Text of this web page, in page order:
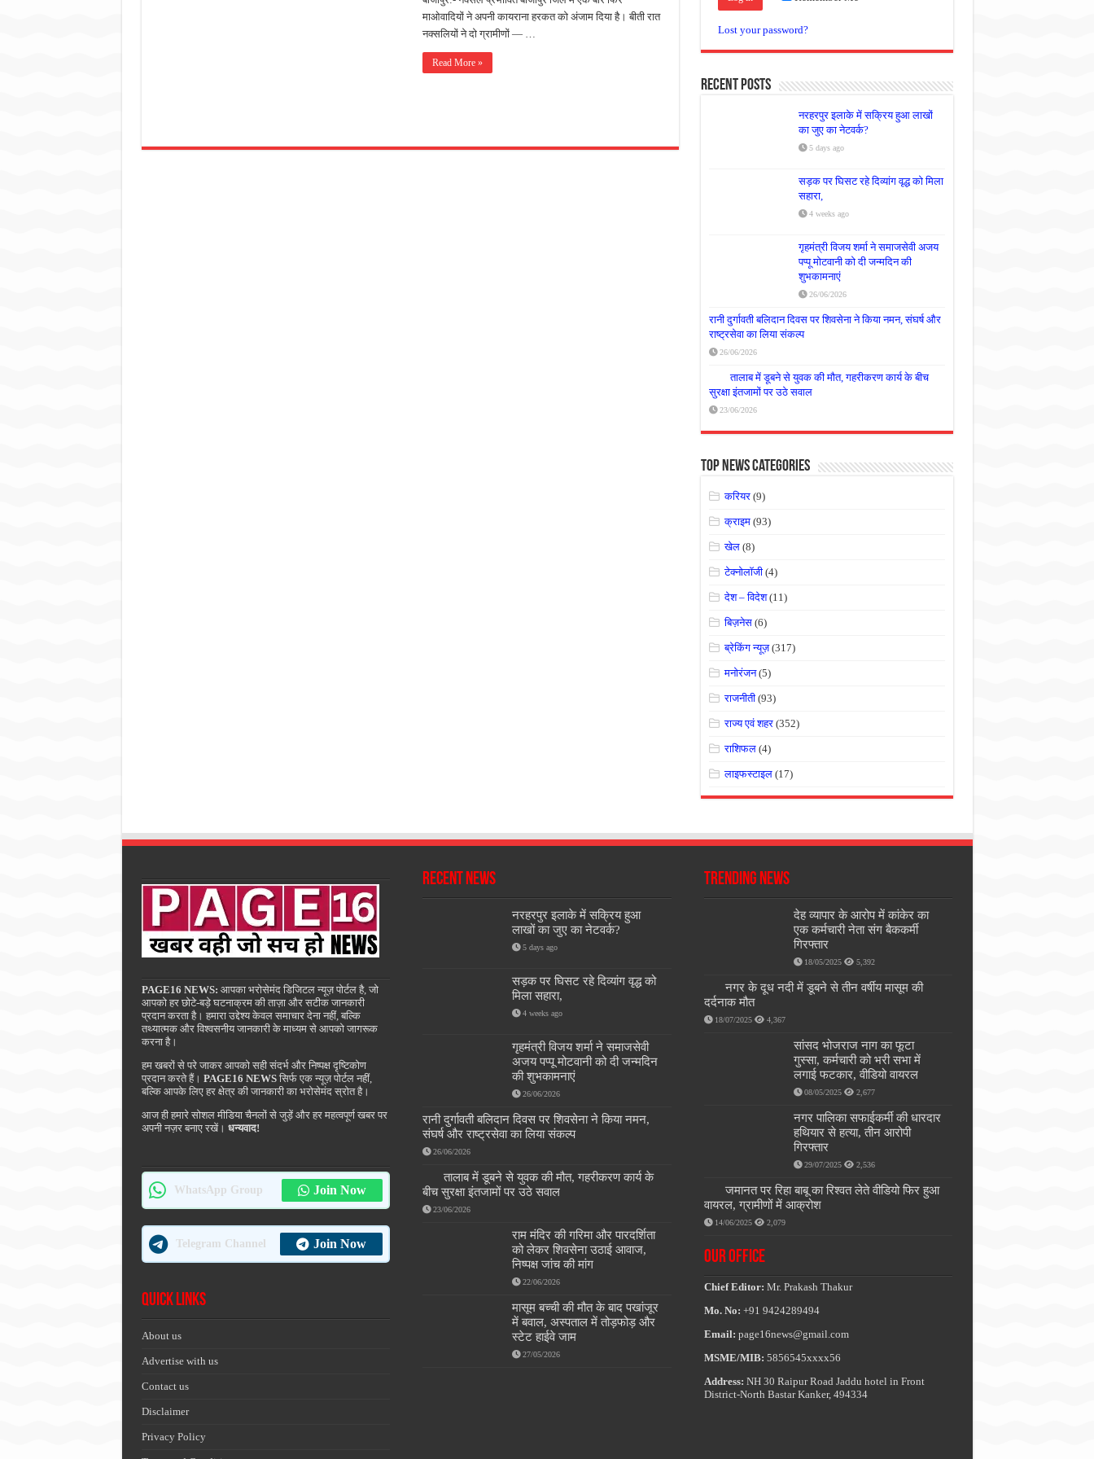
जन सहयोग और पूर्व सैनिकों ने चलाया दूध नदी स्वच्छता अभियान, भारी मात्रा में कचरा हटाया
अंतरराष्ट्रीय जैव विविधता दिवस पर पर्यावरण संरक्षण का संदेश, कांकेर में जागरूकता कार्यक्रम आयोजित
चिल्ड्रन्स पार्क के जीर्णोद्धार के लिए आगे आई ‘जन सहयोग’, स्वच्छता अभियान से बदली तस्वीर
माओवादियों ने अपनी कायराना हरकत को अंजाम दिया है। बीती रात
नक्सलियों ने दो ग्रामीणों — …
Read More »
Lost your password?
Recent Posts
नरहरपुर इलाके में सक्रिय हुआ लाखों
का जुए का नेटवर्क?
5 days ago
सड़क पर घिसट रहे दिव्यांग वृद्ध को मिला
सहारा,
4 weeks ago
गृहमंत्री विजय शर्मा ने समाजसेवी अजय
पप्पू मोटवानी को दी जन्मदिन की
शुभकामनाएं
26/06/2026
रानी दुर्गावती बलिदान दिवस पर शिवसेना ने किया नमन, संघर्ष और
राष्ट्रसेवा का लिया संकल्प
26/06/2026
तालाब में डूबने से युवक की मौत, गहरीकरण कार्य के बीच
सुरक्षा इंतजामों पर उठे सवाल
23/06/2026
Top News Categories
करियर (9)
क्राइम (93)
खेल (8)
टेक्नोलॉजी (4)
देश – विदेश(11)
बिज़नेस (6)
ब्रेकिंग न्यूज़(317)
मनोरंजन(5)
राजनीती (93)
राज्य एवं शहर (352)
राशिफल (4)
लाइफस्टाइल (17)
PAGE16 NEWS: आपका भरोसेमंद डिजिटल न्यूज़ पोर्टल है, जो
आपको हर छोटे-बड़े घटनाक्रम की ताज़ा और सटीक जानकारी
प्रदान करता है। हमारा उद्देश्य केवल समाचार देना नहीं, बल्कि
तथ्यात्मक और विश्वसनीय जानकारी के माध्यम से आपको जागरूक
करना है।
हम खबरों से परे जाकर आपको सही संदर्भ और निष्पक्ष दृष्टिकोण
प्रदान करते हैं। PAGE16 NEWSसिर्फ एक न्यूज़ पोर्टल नहीं,
बल्कि आपके लिए हर क्षेत्र की जानकारी का भरोसेमंद स्रोत है।
आज ही हमारे सोशल मीडिया चैनलों से जुड़ें और हर महत्वपूर्ण खबर पर
अपनी नज़र बनाए रखें। धन्यवाद!
WhatsApp Group Join Now
Telegram Channel Join Now
Quick Links
About us
Advertise with us
Contact us
Disclaimer
Privacy Policy
Recent News
नरहरपुर इलाके में सक्रिय हुआ
लाखों का जुए का नेटवर्क?
5 days ago
सड़क पर घिसट रहे दिव्यांग वृद्ध को
मिला सहारा,
4 weeks ago
गृहमंत्री विजय शर्मा ने समाजसेवी
अजय पप्पू मोटवानी को दी जन्मदिन
की शुभकामनाएं
26/06/2026
रानी दुर्गावती बलिदान दिवस पर शिवसेना ने किया नमन,
संघर्ष और राष्ट्रसेवा का लिया संकल्प
26/06/2026
तालाब में डूबने से युवक की मौत, गहरीकरण कार्य के
बीच सुरक्षा इंतजामों पर उठे सवाल
23/06/2026
राम मंदिर की गरिमा और पारदर्शिता
को लेकर शिवसेना उठाई आवाज,
निष्पक्ष जांच की मांग
22/06/2026
मासूम बच्ची की मौत के बाद पखांजूर
में बवाल, अस्पताल में तोड़फोड़ और
स्टेट हाईवे जाम
27/05/2026
Trending News
देह व्यापार के आरोप में कांकेर का
एक कर्मचारी नेता संग बैककर्मी
गिरफ्तार
18/05/2025 5,392
नगर के दूध नदी में डूबने से तीन वर्षीय मासूम की
दर्दनाक मौत
18/07/2025 4,367
सांसद भोजराज नाग का फूटा
गुस्सा, कर्मचारी को भरी सभा में
लगाई फटकार, वीडियो वायरल
08/05/2025 2,677
नगर पालिका सफाईकर्मी की धारदार
हथियार से हत्या, तीन आरोपी
गिरफ्तार
29/07/2025 2,536
जमानत पर रिहा बाबू का रिश्वत लेते वीडियो फिर हुआ
वायरल, ग्रामीणों में आक्रोश
14/06/2025 2,079
OUR OFFICE
Chief Editor: Mr. Prakash Thakur
Mo. No: +91 9424289494
Email: page16news@gmail.com
MSME/MIB: 5856545xxxx56
Address: NH 30 Raipur Road Jaddu hotel in Front
District-North Bastar Kanker, 494334